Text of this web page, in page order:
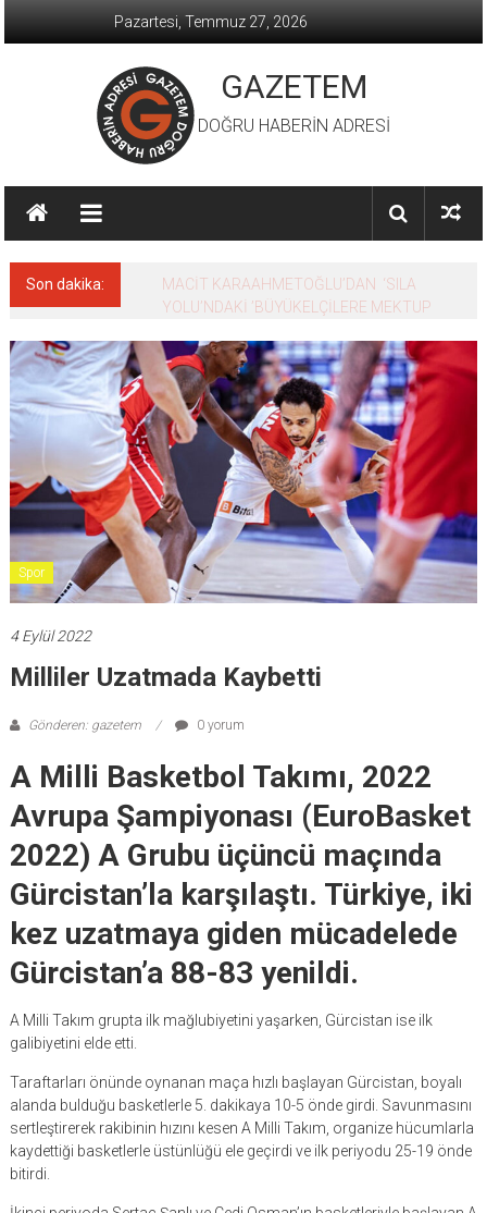
Pazartesi, Temmuz 27, 2026
GAZETEM
DOĞRU HABERİN ADRESİ
Son dakika:
MACİT KARAAHMETOĞLU’DAN ‘SILA
YOLU’NDAKİ ’BÜYÜKELÇİLERE MEKTUP
Spor
4 Eylül 2022
Milliler Uzatmada Kaybetti
Gönderen: gazetem 0 yorum
A Milli Basketbol Takımı, 2022
Avrupa Şampiyonası (EuroBasket
2022) A Grubu üçüncü maçında
Gürcistan’la karşılaştı. Türkiye, iki
kez uzatmaya giden mücadelede
Gürcistan’a 88-83 yenildi.
A Milli Takım grupta ilk mağlubiyetini yaşarken, Gürcistan ise ilk
galibiyetini elde etti.
Taraftarları önünde oynanan maça hızlı başlayan Gürcistan, boyalı
alanda bulduğu basketlerle 5. dakikaya 10-5 önde girdi. Savunmasını
sertleştirerek rakibinin hızını kesen A Milli Takım, organize hücumlarla
kaydettiği basketlerle üstünlüğü ele geçirdi ve ilk periyodu 25-19 önde
bitirdi.